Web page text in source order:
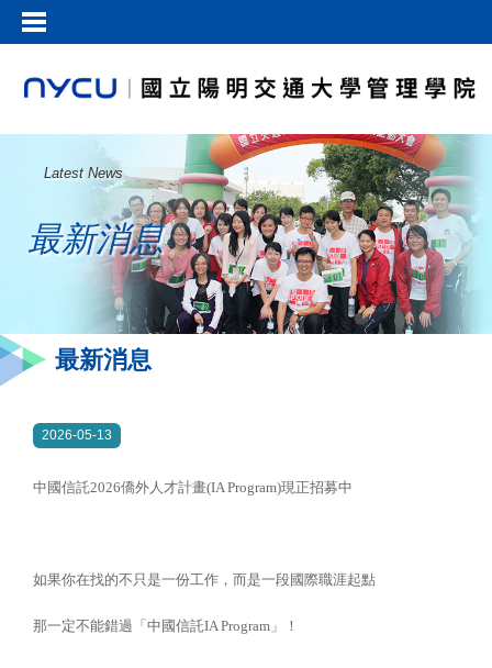
Latest News
最新消息
最新消息
2026-05-13
中國信託2026僑外人才計畫(IA Program)現正招募中
如果你在找的不只是一份工作，而是一段國際職涯起點
那一定不能錯過「中國信託IA Program」！